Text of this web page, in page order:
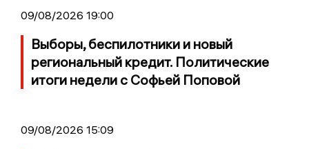
09/08/2026 19:00
Выборы, беспилотники и новый
региональный кредит. Политические
итоги недели с Софьей Поповой
09/08/2026 15:09